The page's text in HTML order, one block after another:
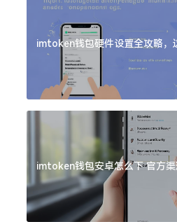
imtoken钱包硬件设置全攻略，
imtoken钱包安卓怎么下 官方渠